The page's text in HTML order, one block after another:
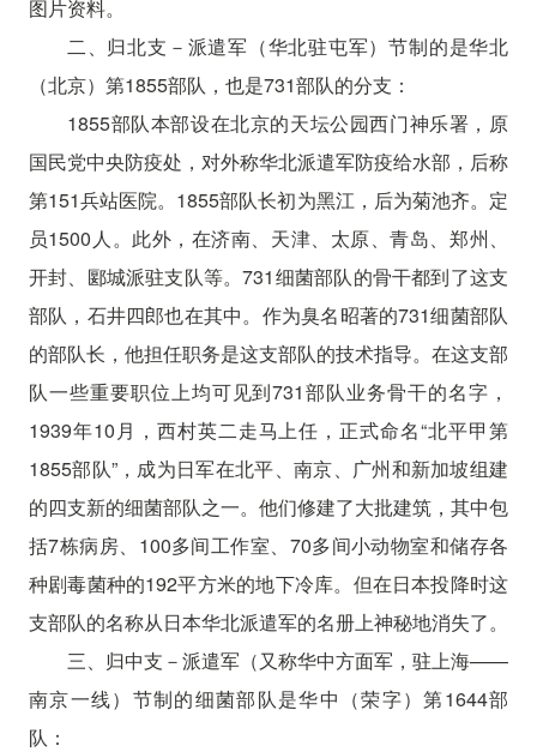
图片资料。
二、归北支－派遣军（华北驻屯军）节制的是华北
（北京）第1855部队，也是731部队的分支：
1855部队本部设在北京的天坛公园西门神乐署，原
国民党中央防疫处，对外称华北派遣军防疫给水部，后称
第151兵站医院。1855部队长初为黑江，后为菊池齐。定
员1500人。此外，在济南、天津、太原、青岛、郑州、
开封、郾城派驻支队等。731细菌部队的骨干都到了这支
部队，石井四郎也在其中。作为臭名昭著的731细菌部队
的部队长，他担任职务是这支部队的技术指导。在这支部
队一些重要职位上均可见到731部队业务骨干的名字，
1939年10月，西村英二走马上任，正式命名“北平甲第
1855部队”，成为日军在北平、南京、广州和新加坡组建
的四支新的细菌部队之一。他们修建了大批建筑，其中包
括7栋病房、100多间工作室、70多间小动物室和储存各
种剧毒菌种的192平方米的地下冷库。但在日本投降时这
支部队的名称从日本华北派遣军的名册上神秘地消失了。
三、归中支－派遣军（又称华中方面军，驻上海——
南京一线）节制的细菌部队是华中（荣字）第1644部
队：